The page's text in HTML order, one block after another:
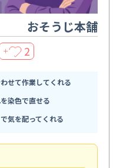
おそうじ本舗
＋ 2
せて作業してくれる
染色で直せる
気を配ってくれる